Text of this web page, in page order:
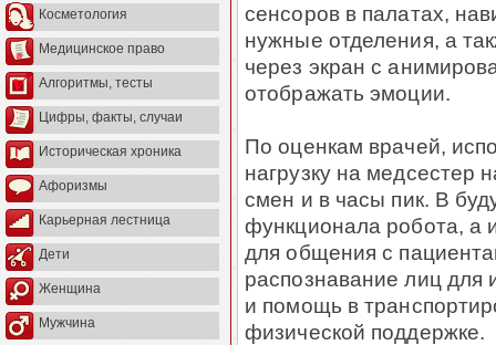
Косметология
Медицинское право
Алгоритмы, тесты
Цифры, факты, случаи
Историческая хроника
Афоризмы
Карьерная лестница
Дети
Женщина
Мужчина
сенсоров в палатах,
нужные отделения, а
через экран с
отображать эмоции.
По оценкам врачей,
нагрузку на медсестер
смен и в часы пик. В
функционала робота, а
для общения с
распознавание лиц для
и помощь в
физической поддержке.